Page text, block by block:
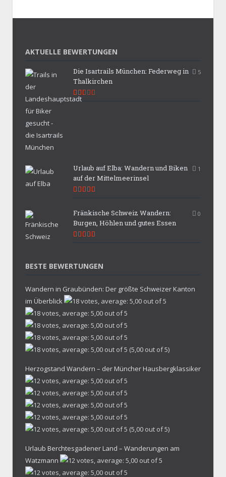
AKTUELLE BEWERTUNGEN
5
Die Isartrails München: Federweg in
Thalkirchen
1
Urlaub auf Elba: Wandern und Biken
auf der Mittelmeerinsel
0
Fränkische Schweiz Wandern:
Burgen, Höhlen und gutes Essen
BESTE BEWERTUNGEN
Wandern in Graubünden: Der größte Schweizer Kanton
im Überblick
(5,00 out of 5)
Herzogstand Wandern – der Müncher Hausbergklassiker
(5,00 out of 5)
Urlaub Berchtesgadener Land – Wanderungen am
Watzmann